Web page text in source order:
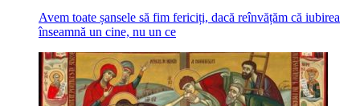
Avem toate șansele să fim fericiți, dacă reînvățăm că iubirea
înseamnă un cine, nu un ce